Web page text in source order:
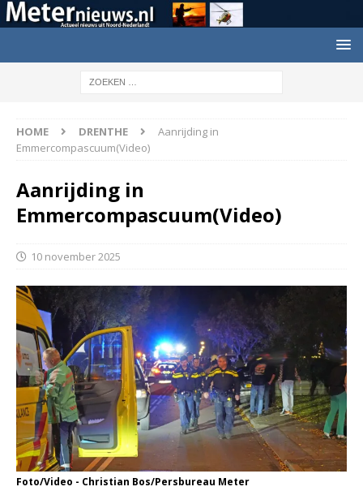
HOME DRENTHE
Aanrijding in
Emmercompascuum(Video)
Aanrijding in
Emmercompascuum(Video)
10 november 2025
Foto/Video - Christian Bos/Persbureau Meter